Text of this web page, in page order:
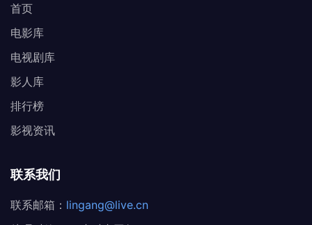
首页
电影库
电视剧库
影人库
排行榜
影视资讯
联系我们
联系邮箱： lingang@live.cn